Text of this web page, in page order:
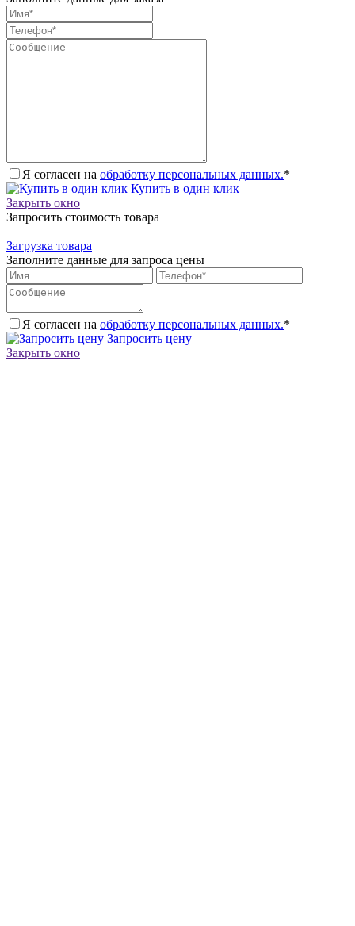
Я согласен на обработку персональных данных.*
Купить в один клик
Закрыть окно
Запросить стоимость товара
Загрузка товара
Заполните данные для запроса цены
Я согласен на обработку персональных данных.*
Запросить цену
Закрыть окно